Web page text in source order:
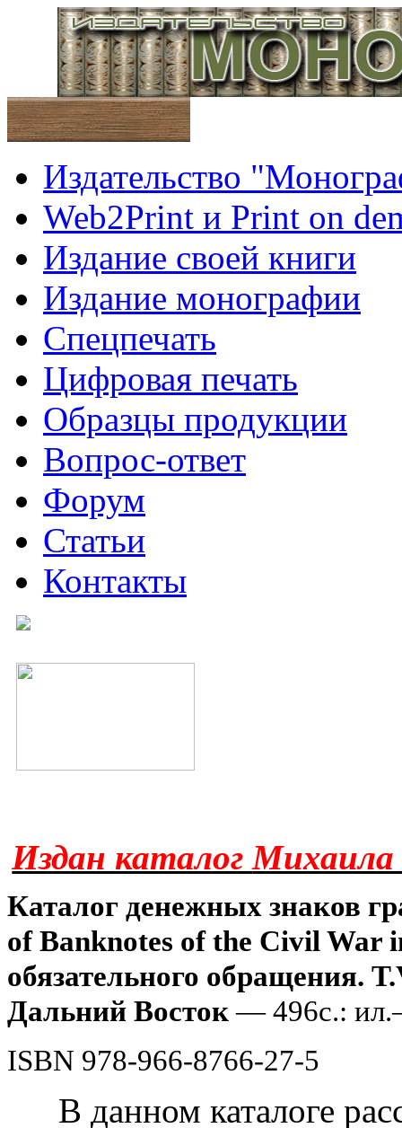
Издательство
Web2Print и Print on
Издание своей книги
Издание монографии
Спецпечать
Цифровая печать
Образцы продукции
Вопрос-ответ
Форум
Статьи
Контакты
Издан каталог
Каталог денежных знаков
of Banknotes of the Civil War
обязательного обращения.
Дальний Восток—496с.:
ISBN 978-966-8766-27-5
В данном каталоге